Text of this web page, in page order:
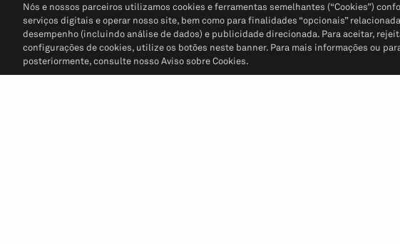
Nós e nossos parceiros utilizamos cookies e ferramentas semelhantes (“Cookies”)
serviços digitais e operar nosso site, bem como para finalidades “opcionais”
desempenho (incluindo análise de dados) e publicidade direcionada. Para aceitar,
configurações de cookies, utilize os botões neste banner. Para mais informações ou
posteriormente, consulte nosso Aviso sobre Cookies.